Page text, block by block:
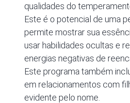
qualidades do
Este é o potencial de uma
permite mostrar sua
usar habilidades ocultas e
energias negativas de
Este programa também
em relacionamentos com
evidente pelo nome.